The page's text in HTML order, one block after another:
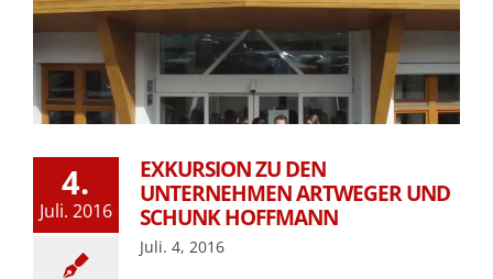
4.
Juli. 2016
EXKURSION ZU DEN
UNTERNEHMEN ARTWEGER UND
SCHUNK HOFFMANN
Juli. 4, 2016